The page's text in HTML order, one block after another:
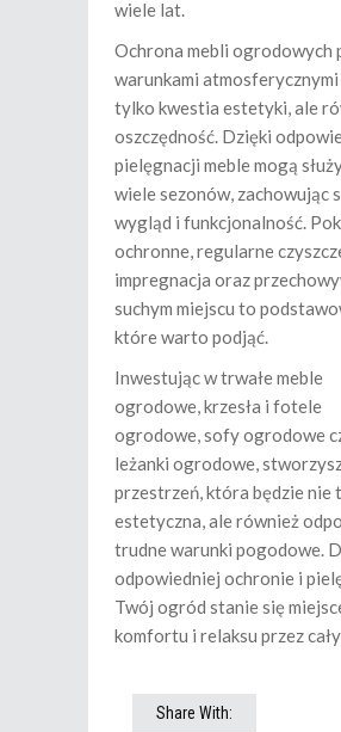
wiele lat.
Ochrona mebli ogrodowych
warunkami
tylko kwestia estetyki, ale
oszczędność. Dzięki
pielęgnacji meble mogą
wiele sezonów, zachowując
wygląd i funkcjonalność.
ochronne, regularne
impregnacja oraz
suchym miejscu to
które warto podjąć.
Inwestując w trwałe meble
ogrodowe, krzesła i fotele
ogrodowe, sofy ogrodowe
leżanki ogrodowe,
przestrzeń, która będzie nie
estetyczna, ale również
trudne warunki pogodowe.
odpowiedniej ochronie i
Twój ogród stanie się
komfortu i relaksu przez
Share With: